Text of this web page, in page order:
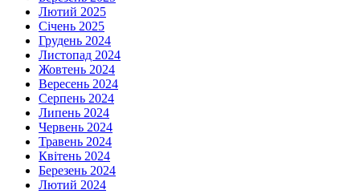
Лютий 2025
Січень 2025
Грудень 2024
Листопад 2024
Жовтень 2024
Вересень 2024
Серпень 2024
Липень 2024
Червень 2024
Травень 2024
Квітень 2024
Березень 2024
Лютий 2024